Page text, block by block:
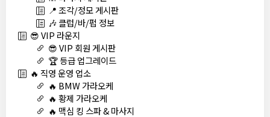
📍 조각/정모 게시판
🎶 클럽/바/펍 정보
😎 VIP 라운지
😎 VIP 회원 게시판
🏆 등급 업그레이드
🔥 직영 운영 업소
🔥 BMW 가라오케
🔥 황제 가라오케
🔥 맥심 킹 스파 & 마사지